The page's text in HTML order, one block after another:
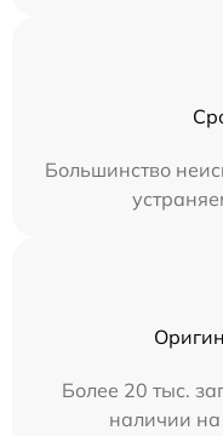
Большинство
Более 20 тыс.
наличии на